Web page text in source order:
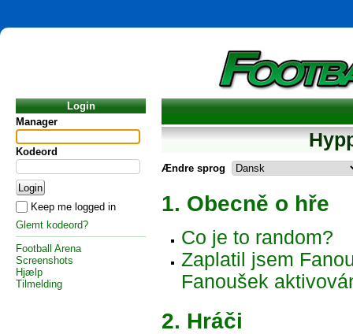
Login
Manager
Kodeord
Keep me logged in
Glemt kodeord?
Football Arena
Screenshots
Hjælp
Tilmelding
Ændre sprog
1. Obecně o hře
Co je to random?
Zaplatil jsem
Fanoušek
2. Hráči